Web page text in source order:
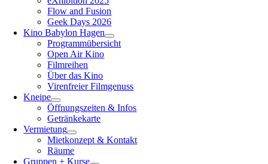
Flow and Fusion
Geek Days 2026
Kino Babylon Hagen
Programmübersicht
Open Air Kino
Filmreihen
Über das Kino
Virenfreier Filmgenuss
Kneipe
Öffnungszeiten & Infos
Getränkekarte
Vermietung
Mietkonzept & Kontakt
Räume
Gruppen + Kurse